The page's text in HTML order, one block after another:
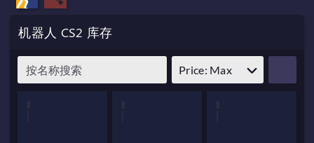
Zeus x27
AK-47
SSG 08
Key
Music Kit
Pass
Patch
机器人 CS2 库存
Price: Max